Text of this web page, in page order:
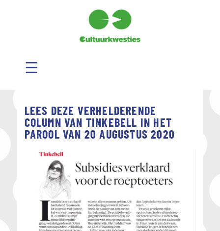
☰
LEES DEZE VERHELDERENDE
COLUMN VAN TINKEBELL IN HET
PAROOL VAN 20 AUGUSTUS 2020